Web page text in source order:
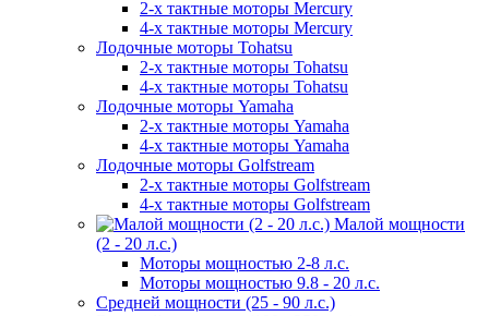
2-х тактные моторы Mercury
4-х тактные моторы Mercury
Лодочные моторы Tohatsu
2-х тактные моторы Tohatsu
4-х тактные моторы Tohatsu
Лодочные моторы Yamaha
2-х тактные моторы Yamaha
4-х тактные моторы Yamaha
Лодочные моторы Golfstream
2-х тактные моторы Golfstream
4-х тактные моторы Golfstream
Малой мощности
(2 - 20 л.с.)
Моторы мощностью 2-8 л.с.
Моторы мощностью 9.8 - 20 л.с.
Средней мощности (25 - 90 л.с.)